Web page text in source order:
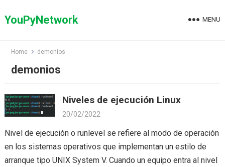
toYouPyNetwork MENU
Home demonios
demonios
Niveles de ejecución Linux
20/02/2022
Nivel de ejecución o runlevel se refiere al modo de operación
en los sistemas operativos que implementan un estilo de
arranque tipo UNIX System V. Cuando un equipo entra al nivel